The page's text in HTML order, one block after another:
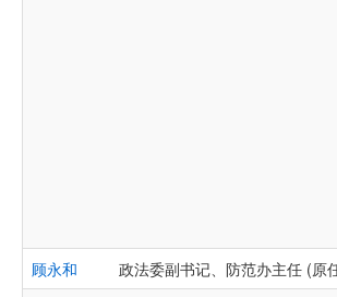
顾永和
政法委副书记、防范办主任 (原